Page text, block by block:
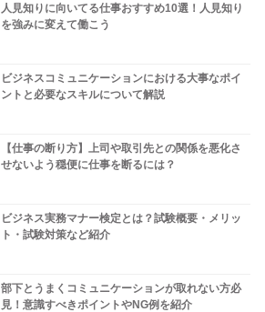
人見知りに向いてる仕事おすすめ10選！人見知り
を強みに変えて働こう
ビジネスコミュニケーションにおける大事なポイ
ントと必要なスキルについて解説
【仕事の断り方】上司や取引先との関係を悪化さ
せないよう穏便に仕事を断るには？
ビジネス実務マナー検定とは？試験概要・メリッ
ト・試験対策など紹介
部下とうまくコミュニケーションが取れない方必
見！意識すべきポイントやNG例を紹介